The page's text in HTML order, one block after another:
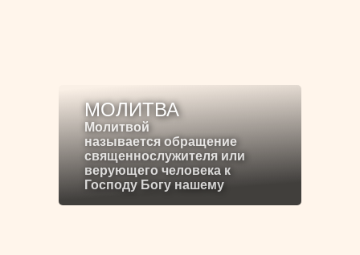
МОЛИТВА
Молитвой
называется обращение
священнослужителя или
верующего человека к
Господу Богу нашему